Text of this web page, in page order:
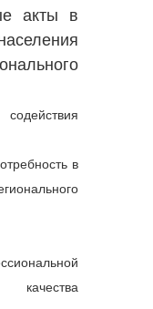
акты в
в
качества